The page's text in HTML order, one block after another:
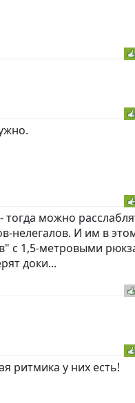
можно
нелегалов. И им в
с 1,5-метровыми
доки...
ритмика у них есть!